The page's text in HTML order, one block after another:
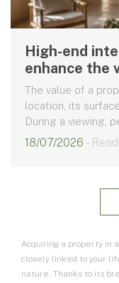
High-end
enhance the
The value of a
location, its
During a viewing,
18/07/2026 -
Acquiring a property in
closely linked to your
nature. Thanks to its